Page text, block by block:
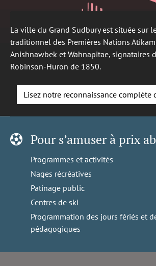
La ville du Grand Sudbury est située sur
traditionnel des Premières Nations
Anishnawbek et Wahnapitae, signataires
Robinson-Huron de 1850.
Lisez notre reconnaissance complète
Pour s’amuser à prix
Programmes et activités
Nages récréatives
Patinage public
Centres de ski
Programmation des jours fériés et
pédagogiques